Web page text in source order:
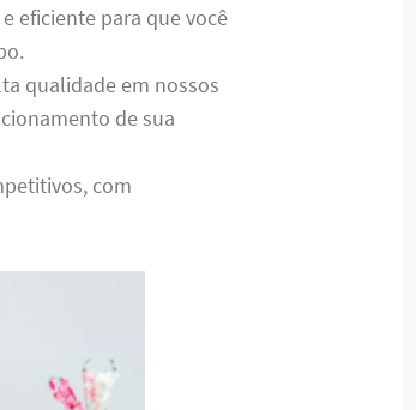
eficiente para que você
qualidade em nossos
de sua
com